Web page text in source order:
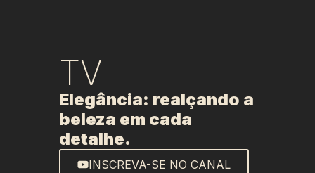
TV
Elegância: realçando a
beleza em cada
detalhe.
INSCREVA-SE NO CANAL